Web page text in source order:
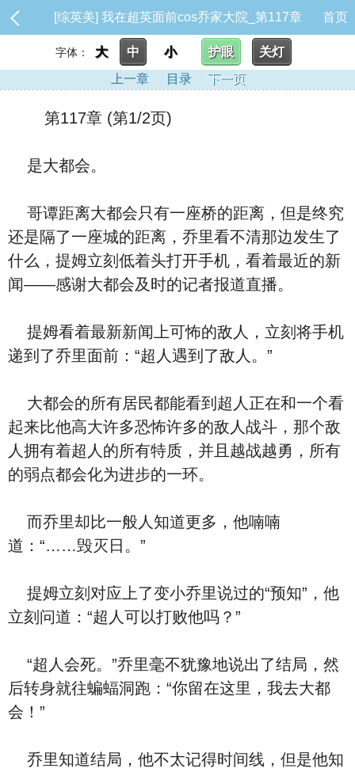
[综英美] 我在超英面前cos乔家大院_第117章 首页
字体： 大 中 小 护眼
关灯
上一章
目录 下一页
第117章 (第1/2页)
是大都会。
哥谭距离大都会只有一座桥的距离，但是终究
还是隔了一座城的距离，乔里看不清那边发生了
什么，提姆立刻低着头打开手机，看着最近的新
闻——感谢大都会及时的记者报道直播。
提姆看着最新新闻上可怖的敌人，立刻将手机
递到了乔里面前：“超人遇到了敌人。”
大都会的所有居民都能看到超人正在和一个看
起来比他高大许多恐怖许多的敌人战斗，那个敌
人拥有着超人的所有特质，并且越战越勇，所有
的弱点都会化为进步的一环。
而乔里却比一般人知道更多，他喃喃
道：“……毁灭日。”
提姆立刻对应上了变小乔里说过的“预知”，他
立刻问道：“超人可以打败他吗？”
“超人会死。”乔里毫不犹豫地说出了结局，然
后转身就往蝙蝠洞跑：“你留在这里，我去大都
会！”
乔里知道结局，他不太记得时间线，但是他知